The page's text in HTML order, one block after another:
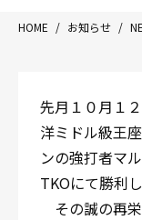
八
〒192-0072
営業時間：月〜
入会案内
HOME / お知らせ /
先月１０月１
洋ミドル級王
ンの強打者マ
TKOにて勝利
その誠の再